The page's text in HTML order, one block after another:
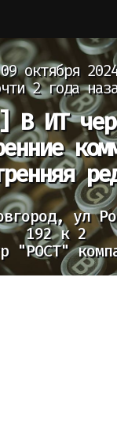
октября
2 года
В ИТ
ул
192 к 2
"РОСТ"